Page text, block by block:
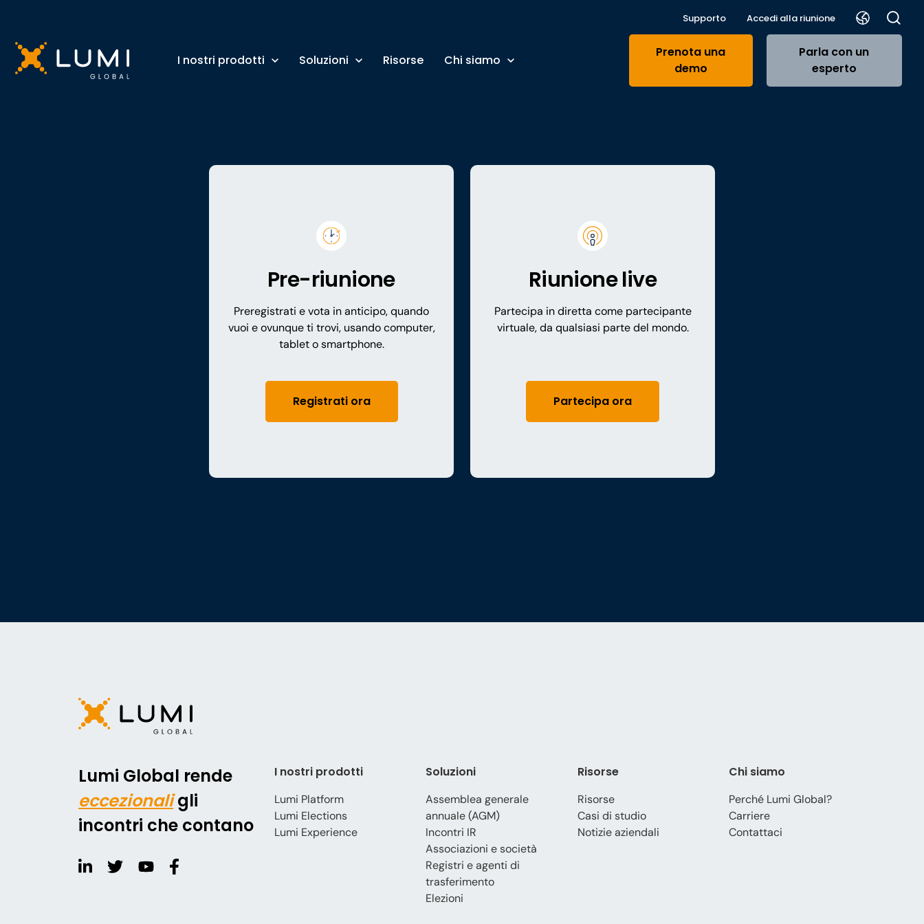
Supporto Accedi alla riunione
I nostri prodotti Soluzioni Risorse Chi siamo
Prenota una
demo
Parla con un
esperto
Pre-riunione
Preregistrati e vota in anticipo, quando
vuoi e ovunque ti trovi, usando computer,
tablet o smartphone.
Registrati ora
Riunione live
Partecipa in diretta come partecipante
virtuale, da qualsiasi parte del mondo.
Partecipa ora
Lumi Global rende
eccezionaligli
incontri che contano
I nostri prodotti
Lumi Platform
Lumi Elections
Lumi Experience
Soluzioni
Assemblea generale
annuale (AGM)
Incontri IR
Associazioni e società
Registri e agenti di
trasferimento
Elezioni
Risorse
Risorse
Casi di studio
Notizie aziendali
Chi siamo
Perché Lumi Global?
Carriere
Contattaci